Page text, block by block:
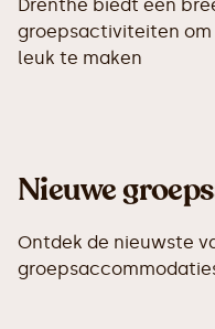
Drenthe biedt een
groepsactiviteiten
leuk te maken
Nieuwe
Ontdek de nieuwste